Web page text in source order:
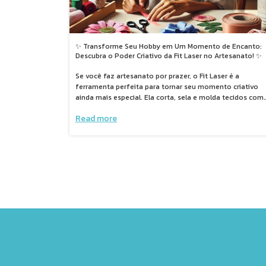
✨ Transforme Seu Hobby em Um Momento de Encanto:
Descubra o Poder Criativo da Fit Laser no Artesanato! ✨
Se você faz artesanato por prazer, o Fit Laser é a
ferramenta perfeita para tornar seu momento criativo
ainda mais especial. Ela corta, sela e molda tecidos com
esforço e sem desfiar! Ideal para quem ama fazer flores,
Read more